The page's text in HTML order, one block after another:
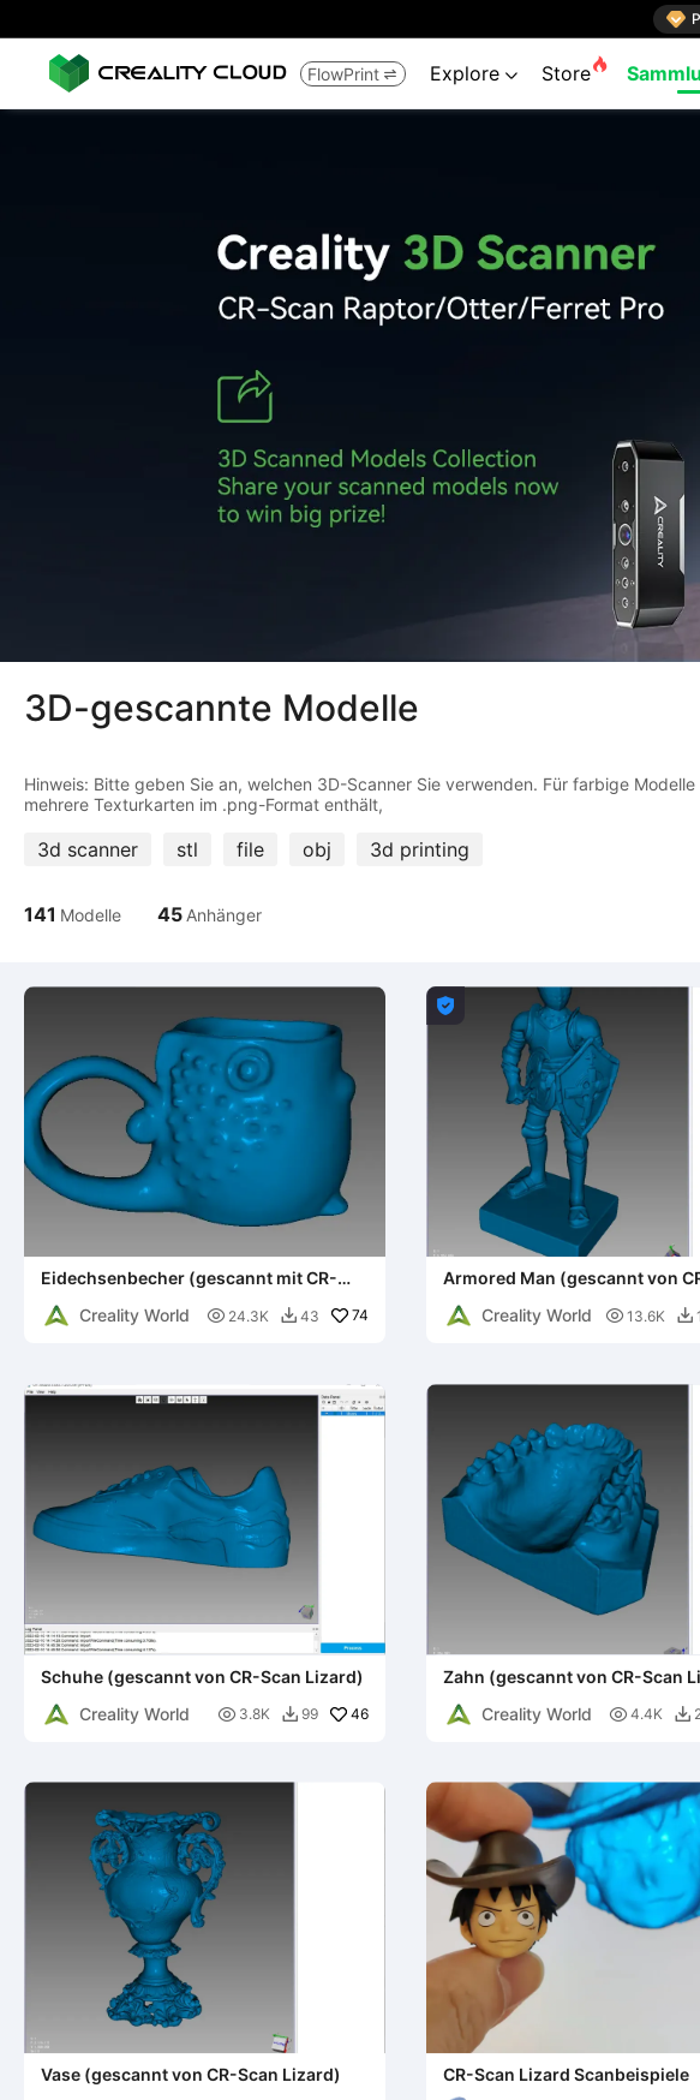

FlowPrint  Explore  Store
3D-gescannte Modelle
Hinweis: Bitte geben Sie an, welchen 3D-Scanner Sie verwenden. Für farbige
3d scanner stl file obj 3d printing
141 Modelle 45 Anhänger
Eidechsenbecher (gescannt mit CR-
Creality World
 24.3K  43 74

Armored Man (gescannt von
Creality World
 13.6K 
Schuhe (gescannt von CR-Scan Lizard)
Creality World
 3.8K  99 46
Zahn (gescannt von CR-Scan
Creality World
 4.4K 
Vase (gescannt von CR-Scan Lizard)
CR-Scan Lizard Scanbeispiele